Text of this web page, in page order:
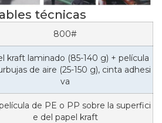
técnicas
800#
kraft laminado (85-140 g) + película
de aire (25-150 g), cinta adhesi
va
de PE o PP sobre la superfici
e del papel kraft